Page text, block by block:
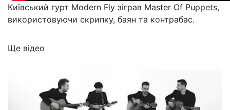
Київський гурт Modern Fly зіграв Master Of Puppets,
використовуючи скрипку, баян та контрабас.
Ще відео